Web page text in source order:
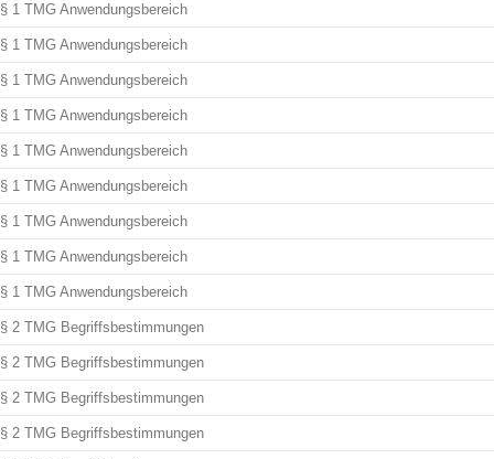
§ 1 TMG Anwendungsbereich
§ 1 TMG Anwendungsbereich
§ 1 TMG Anwendungsbereich
§ 1 TMG Anwendungsbereich
§ 1 TMG Anwendungsbereich
§ 1 TMG Anwendungsbereich
§ 1 TMG Anwendungsbereich
§ 1 TMG Anwendungsbereich
§ 1 TMG Anwendungsbereich
§ 2 TMG Begriffsbestimmungen
§ 2 TMG Begriffsbestimmungen
§ 2 TMG Begriffsbestimmungen
§ 2 TMG Begriffsbestimmungen